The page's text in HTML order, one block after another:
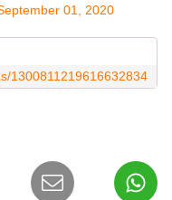
01, 2020
1300811219616632834